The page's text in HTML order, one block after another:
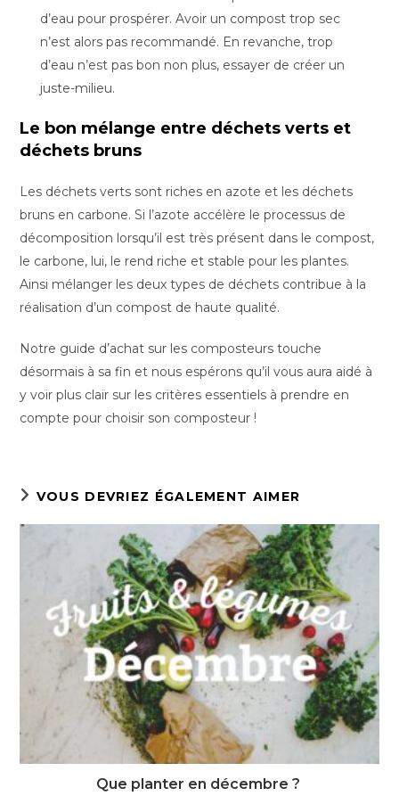
d’eau pour prospérer. Avoir un compost trop sec
n’est alors pas recommandé. En revanche, trop
d’eau n’est pas bon non plus, essayer de créer un
juste-milieu.
Le bon mélange entre déchets verts et
déchets bruns
Les déchets verts sont riches en azote et les déchets
bruns en carbone. Si l’azote accélère le processus de
décomposition lorsqu’il est très présent dans le compost,
le carbone, lui, le rend riche et stable pour les plantes.
Ainsi mélanger les deux types de déchets contribue à la
réalisation d’un compost de haute qualité.
Notre guide d’achat sur les composteurs touche
désormais à sa fin et nous espérons qu’il vous aura aidé à
y voir plus clair sur les critères essentiels à prendre en
compte pour choisir son composteur !
VOUS DEVRIEZ ÉGALEMENT AIMER
Que planter en décembre ?